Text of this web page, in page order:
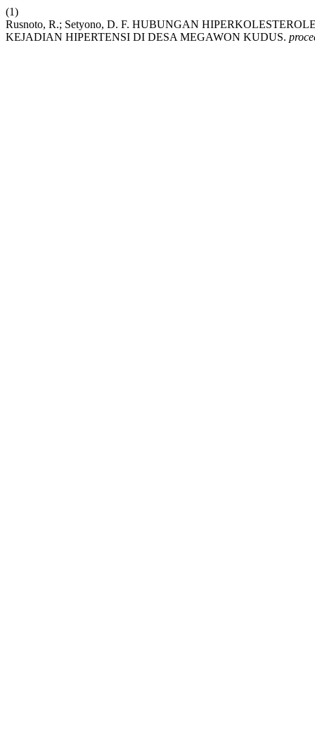
(1)
Rusnoto, R.; Setyono, D. F. HUBUNGAN
KEJADIAN HIPERTENSI DI DESA MEGAWON KUDUS.